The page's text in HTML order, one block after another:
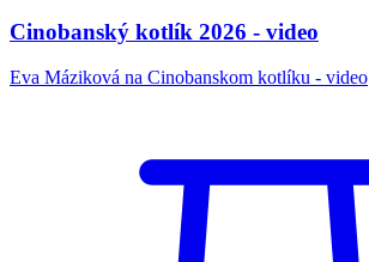
Cinobanský kotlík 2026 - video
Eva Máziková na Cinobanskom kotlíku - video